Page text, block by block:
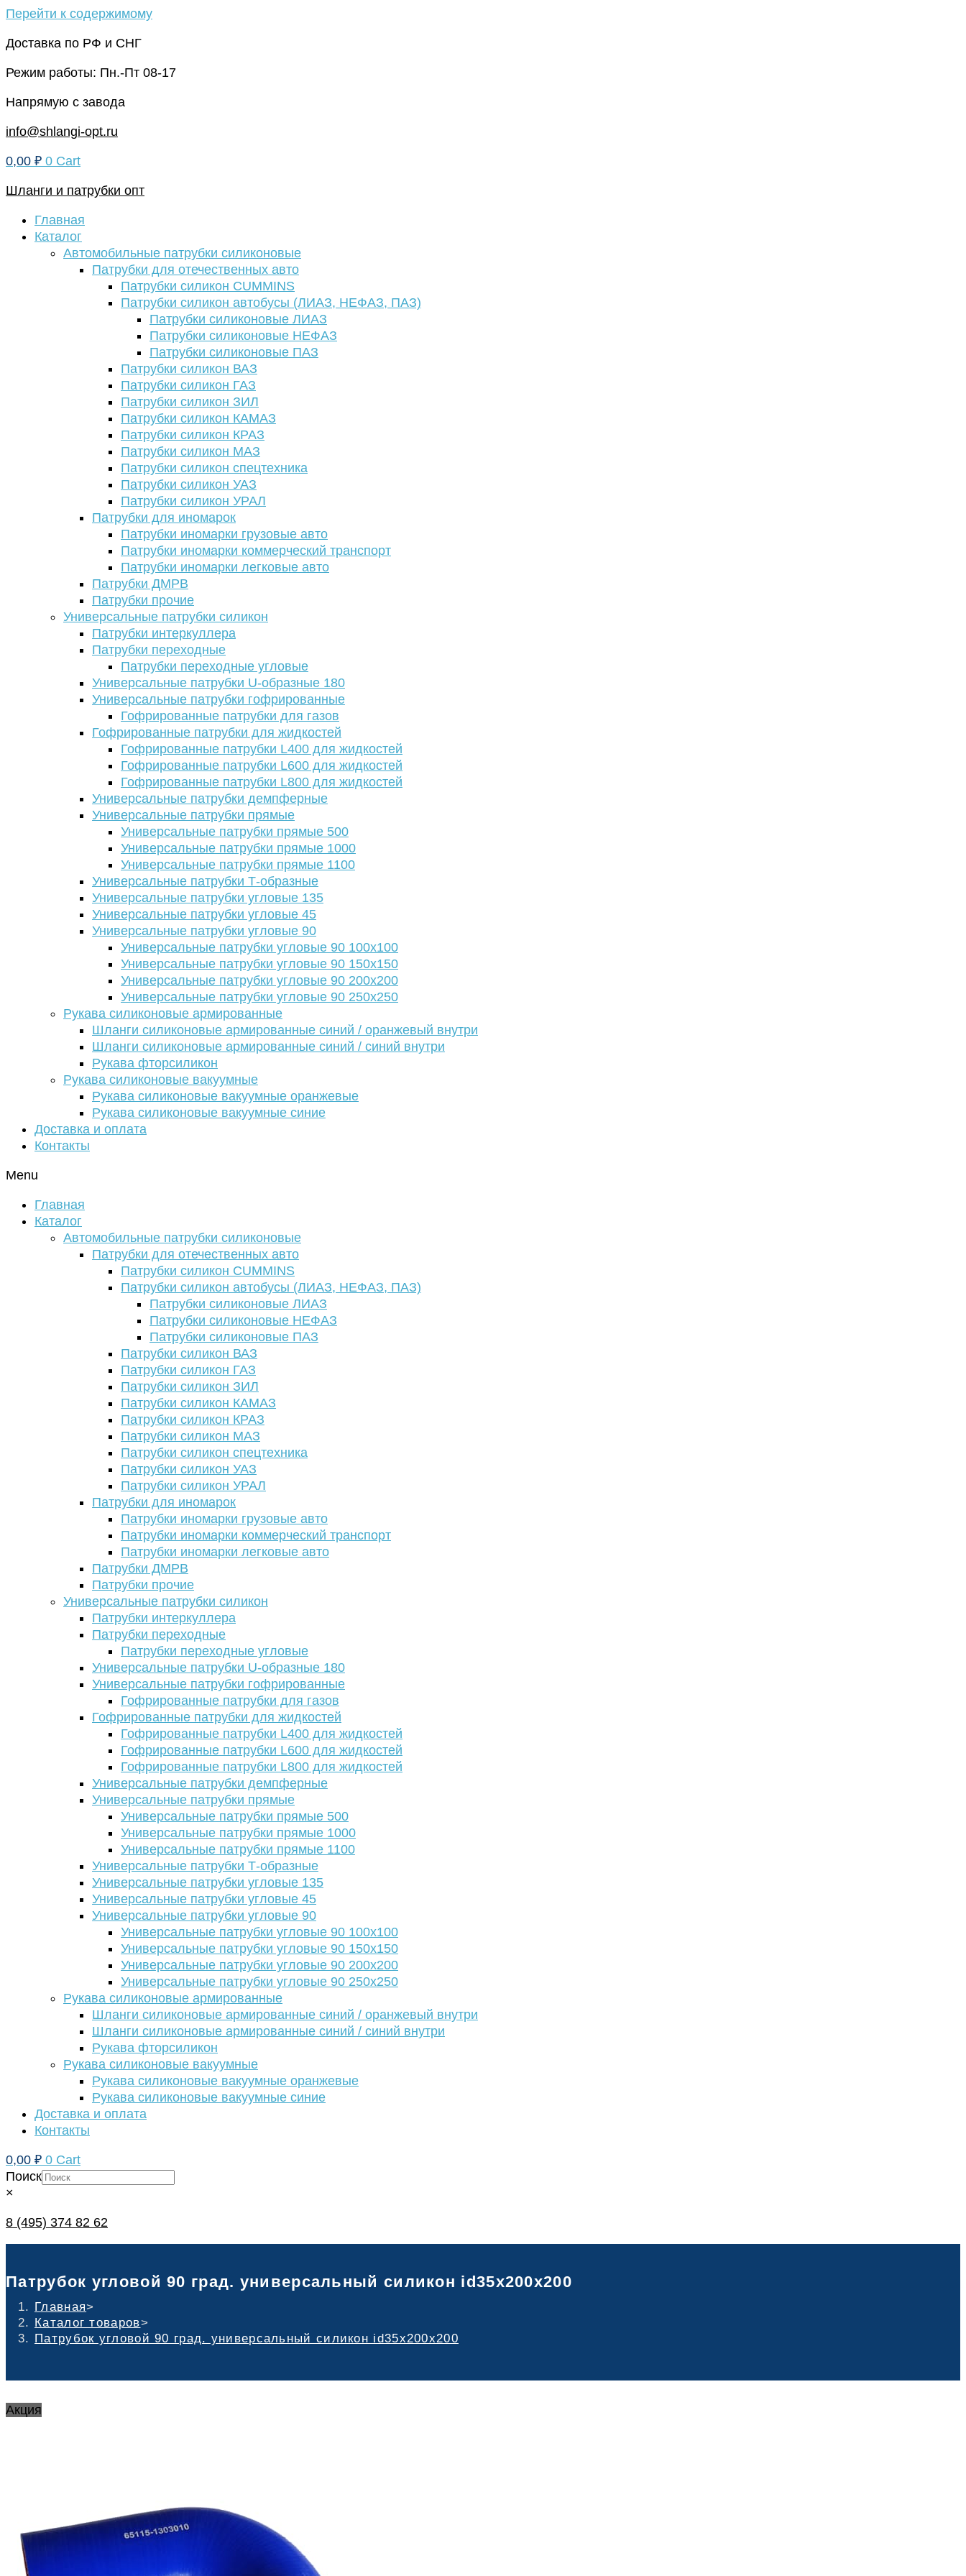
Перейти к содержимому
Доставка по РФ и СНГ
Режим работы: Пн.-Пт 08-17
Напрямую с завода
info@shlangi-opt.ru
0,00 ₽ 0 Cart
Шланги и патрубки опт
Главная
Каталог
Автомобильные патрубки силиконовые
Патрубки для отечественных авто
Патрубки силикон CUMMINS
Патрубки силикон автобусы (ЛИАЗ, НЕФАЗ, ПАЗ)
Патрубки силиконовые ЛИАЗ
Патрубки силиконовые НЕФАЗ
Патрубки силиконовые ПАЗ
Патрубки силикон ВАЗ
Патрубки силикон ГАЗ
Патрубки силикон ЗИЛ
Патрубки силикон КАМАЗ
Патрубки силикон КРАЗ
Патрубки силикон МАЗ
Патрубки силикон спецтехника
Патрубки силикон УАЗ
Патрубки силикон УРАЛ
Патрубки для иномарок
Патрубки иномарки грузовые авто
Патрубки иномарки коммерческий транспорт
Патрубки иномарки легковые авто
Патрубки ДМРВ
Патрубки прочие
Универсальные патрубки силикон
Патрубки интеркуллера
Патрубки переходные
Патрубки переходные угловые
Универсальные патрубки U-образные 180
Универсальные патрубки гофрированные
Гофрированные патрубки для газов
Гофрированные патрубки для жидкостей
Гофрированные патрубки L400 для жидкостей
Гофрированные патрубки L600 для жидкостей
Гофрированные патрубки L800 для жидкостей
Универсальные патрубки демпферные
Универсальные патрубки прямые
Универсальные патрубки прямые 500
Универсальные патрубки прямые 1000
Универсальные патрубки прямые 1100
Универсальные патрубки Т-образные
Универсальные патрубки угловые 135
Универсальные патрубки угловые 45
Универсальные патрубки угловые 90
Универсальные патрубки угловые 90 100х100
Универсальные патрубки угловые 90 150х150
Универсальные патрубки угловые 90 200х200
Универсальные патрубки угловые 90 250х250
Рукава силиконовые армированные
Шланги силиконовые армированные синий / оранжевый внутри
Шланги силиконовые армированные синий / синий внутри
Рукава фторсиликон
Рукава силиконовые вакуумные
Рукава силиконовые вакуумные оранжевые
Рукава силиконовые вакуумные синие
Доставка и оплата
Контакты
Menu
Главная
Каталог
Автомобильные патрубки силиконовые
Патрубки для отечественных авто
Патрубки силикон CUMMINS
Патрубки силикон автобусы (ЛИАЗ, НЕФАЗ, ПАЗ)
Патрубки силиконовые ЛИАЗ
Патрубки силиконовые НЕФАЗ
Патрубки силиконовые ПАЗ
Патрубки силикон ВАЗ
Патрубки силикон ГАЗ
Патрубки силикон ЗИЛ
Патрубки силикон КАМАЗ
Патрубки силикон КРАЗ
Патрубки силикон МАЗ
Патрубки силикон спецтехника
Патрубки силикон УАЗ
Патрубки силикон УРАЛ
Патрубки для иномарок
Патрубки иномарки грузовые авто
Патрубки иномарки коммерческий транспорт
Патрубки иномарки легковые авто
Патрубки ДМРВ
Патрубки прочие
Универсальные патрубки силикон
Патрубки интеркуллера
Патрубки переходные
Патрубки переходные угловые
Универсальные патрубки U-образные 180
Универсальные патрубки гофрированные
Гофрированные патрубки для газов
Гофрированные патрубки для жидкостей
Гофрированные патрубки L400 для жидкостей
Гофрированные патрубки L600 для жидкостей
Гофрированные патрубки L800 для жидкостей
Универсальные патрубки демпферные
Универсальные патрубки прямые
Универсальные патрубки прямые 500
Универсальные патрубки прямые 1000
Универсальные патрубки прямые 1100
Универсальные патрубки Т-образные
Универсальные патрубки угловые 135
Универсальные патрубки угловые 45
Универсальные патрубки угловые 90
Универсальные патрубки угловые 90 100х100
Универсальные патрубки угловые 90 150х150
Универсальные патрубки угловые 90 200х200
Универсальные патрубки угловые 90 250х250
Рукава силиконовые армированные
Шланги силиконовые армированные синий / оранжевый внутри
Шланги силиконовые армированные синий / синий внутри
Рукава фторсиликон
Рукава силиконовые вакуумные
Рукава силиконовые вакуумные оранжевые
Рукава силиконовые вакуумные синие
Доставка и оплата
Контакты
0,00 ₽ 0 Cart
Поиск
×
8 (495) 374 82 62
Патрубок угловой 90 град. универсальный силикон id35х200х200
Главная>
Каталог товаров>
Патрубок угловой 90 град. универсальный силикон id35х200х200
Акция